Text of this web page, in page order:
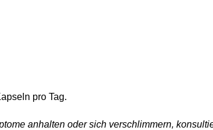
pro Tag.
anhalten oder sich verschlimmern,